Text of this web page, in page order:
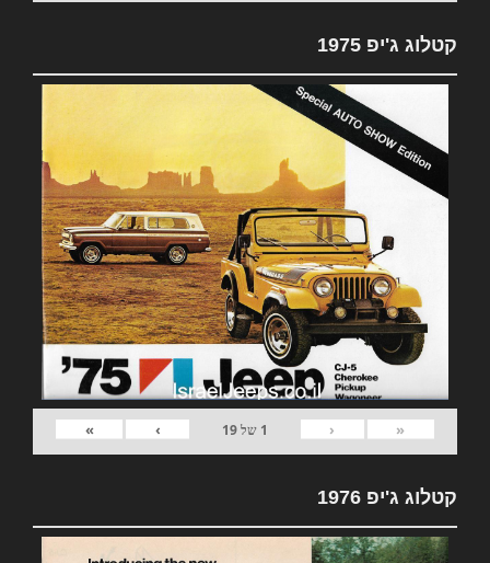
קטלוג ג'יפ 1975
«
‹
1 של19
›
»
קטלוג ג'יפ 1976